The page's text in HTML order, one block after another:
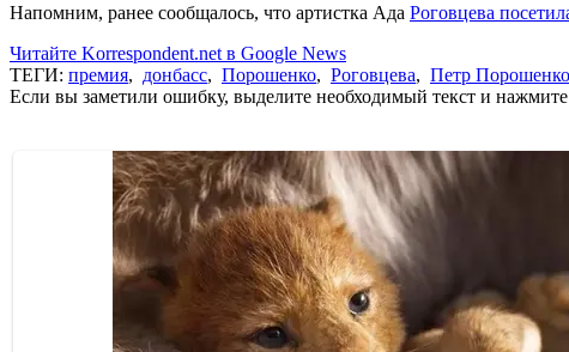
Напомним, ранее сообщалось, что артистка Ада Роговцева
Читайте Korrespondent.net в Google News
ТЕГИ: премия, донбасс, Порошенко, Роговцева, Петр Порошенко
Если вы заметили ошибку, выделите необходимый текст и